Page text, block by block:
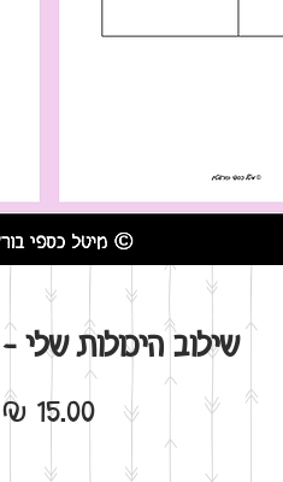
שילוב היכולות שלי